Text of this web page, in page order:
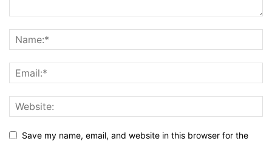
Save my name, email, and website in this browser for the